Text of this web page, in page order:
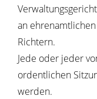
an
Richtern.
Jede oder jeder
ordentlichen
werden.